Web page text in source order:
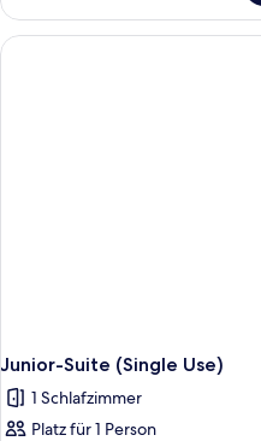
Doppelzimmer
Junior-Suite (Single Use)
1 Schlafzimmer
Platz für 1 Person